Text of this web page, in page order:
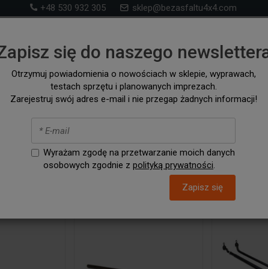
się do naszego
Otrzymuj powiadomienia o nowościach w sklepie, wyprawach,
testach sprzętu i planowanych imprezach.
Zarejestruj swój adres e-mail i nie przegap żadnych informacji!
Wyrażam zgodę na przetwarzanie moich danych
osobowych zgodnie z polityką prywatności.
Zapisz się
+48 530 932 305 sklep@bezasfaltu4x4.com
samochodów 4x4 i kampervanów
RUNNER SZUKAJ WG. SAMOCHODU AKCESORIA /